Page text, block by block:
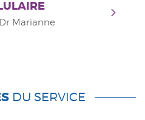
Marianne
DU SERVICE